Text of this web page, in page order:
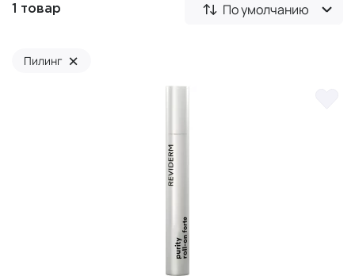
1 товар По умолчанию
Пилинг ×